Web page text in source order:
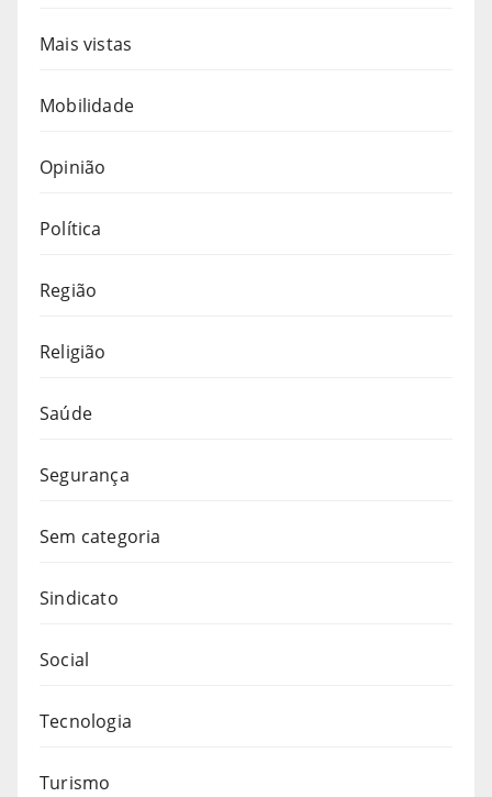
Mais vistas
Mobilidade
Opinião
Política
Região
Religião
Saúde
Segurança
Sem categoria
Sindicato
Social
Tecnologia
Turismo